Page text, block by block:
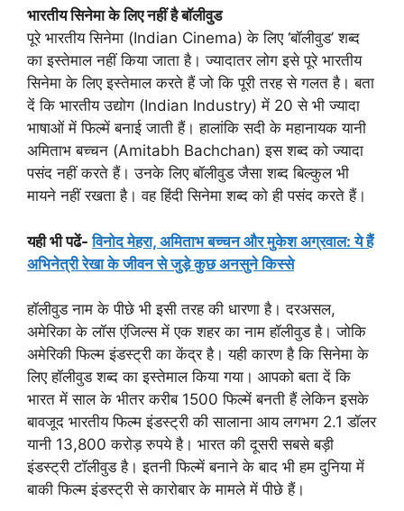
भारतीय सिनेमा के लिए नहीं है बॉलीवुड
पूरे भारतीय सिनेमा (Indian Cinema) के लिए ‘बॉलीवुड’ शब्द
का इस्तेमाल नहीं किया जाता है। ज्यादातर लोग इसे पूरे भारतीय
सिनेमा के लिए इस्तेमाल करते हैं जो कि पूरी तरह से गलत है। बता
दें कि भारतीय उद्योग (Indian Industry) में 20 से भी ज्यादा
भाषाओं में फिल्में बनाई जाती हैं। हालांकि सदी के महानायक यानी
अमिताभ बच्चन (Amitabh Bachchan) इस शब्द को ज्यादा
पसंद नहीं करते हैं। उनके लिए बॉलीवुड जैसा शब्द बिल्कुल भी
मायने नहीं रखता है। वह हिंदी सिनेमा शब्द को ही पसंद करते हैं।
यही भी पढें-विनोद मेहरा, अमिताभ बच्चन और मुकेश अग्रवाल: ये हैं
अभिनेत्री रेखा के जीवन से जुड़े कुछ अनसुने किस्से
हॉलीवुड नाम के पीछे भी इसी तरह की धारणा है। दरअसल,
अमेरिका के लॉस एंजिल्स में एक शहर का नाम हॉलीवुड है। जोकि
अमेरिकी फिल्म इंडस्ट्री का केंद्र है। यही कारण है कि सिनेमा के
लिए हॉलीवुड शब्द का इस्तेमाल किया गया। आपको बता दें कि
भारत में साल के भीतर करीब 1500 फिल्में बनती हैं लेकिन इसके
बावजूद भारतीय फिल्म इंडस्ट्री की सालाना आय लगभग 2.1 डॉलर
यानी 13,800 करोड़ रुपये है। भारत की दूसरी सबसे बड़ी
इंडस्ट्री टॉलीवुड है। इतनी फिल्में बनाने के बाद भी हम दुनिया में
बाकी फिल्म इंडस्ट्री से कारोबार के मामले में पीछे हैं।